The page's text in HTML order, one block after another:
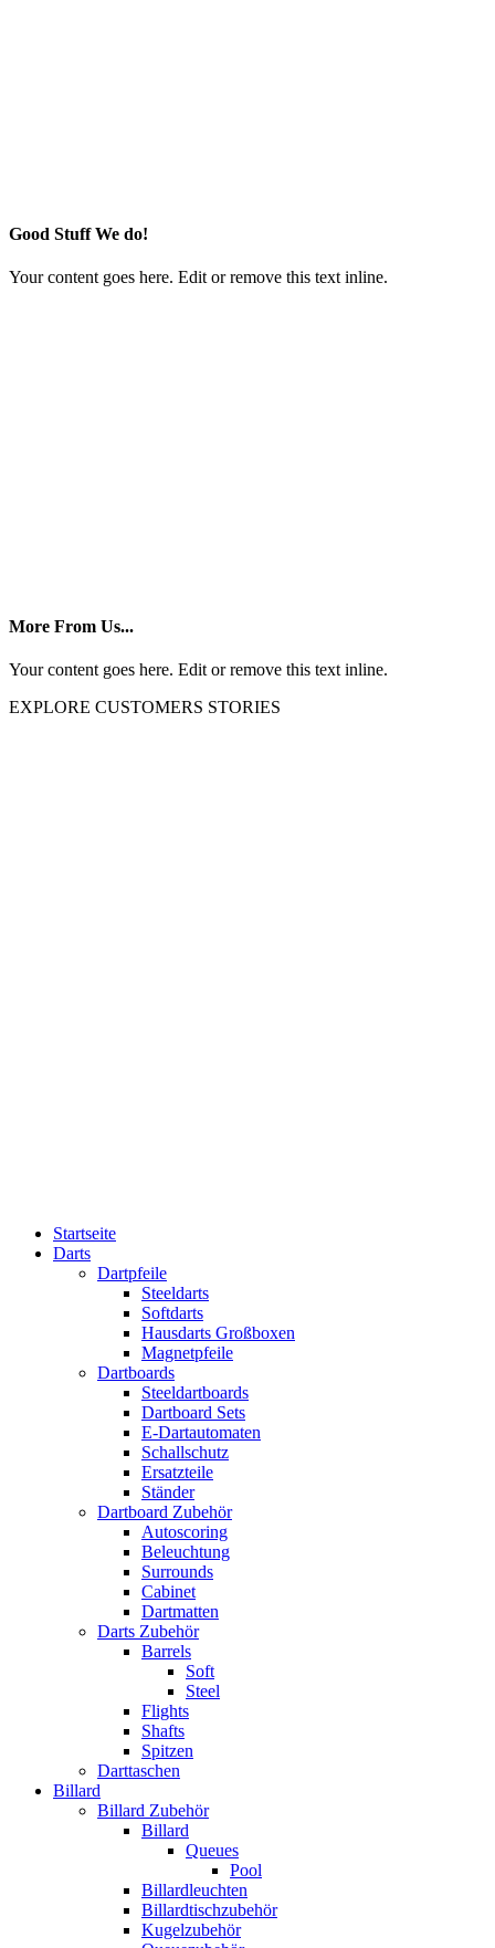
Good Stuff We do!
Your content goes here. Edit or remove this text inline.
More From Us...
Your content goes here. Edit or remove this text inline.
EXPLORE CUSTOMERS STORIES
Startseite
Darts
Dartpfeile
Steeldarts
Softdarts
Hausdarts Großboxen
Magnetpfeile
Dartboards
Steeldartboards
Dartboard Sets
E-Dartautomaten
Schallschutz
Ersatzteile
Ständer
Dartboard Zubehör
Autoscoring
Beleuchtung
Surrounds
Cabinet
Dartmatten
Darts Zubehör
Barrels
Soft
Steel
Flights
Shafts
Spitzen
Darttaschen
Billard
Billard Zubehör
Billard
Queues
Pool
Billardleuchten
Billardtischzubehör
Kugelzubehör